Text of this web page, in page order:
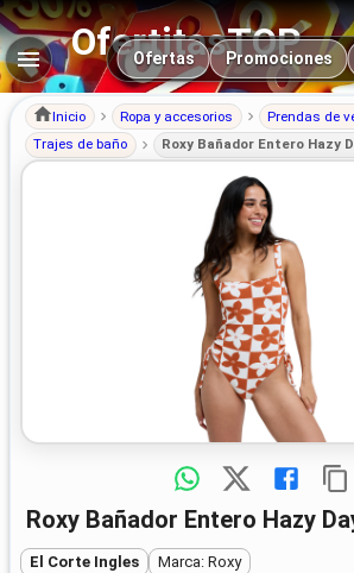
OfertitasTOP
Navegación principal
Ofertas Promociones
Inicio Ropa y accesorios
Prendas de
Trajes de baño
Roxy Bañador Entero Hazy
Roxy Bañador Entero Hazy
El Corte Ingles Marca: Roxy